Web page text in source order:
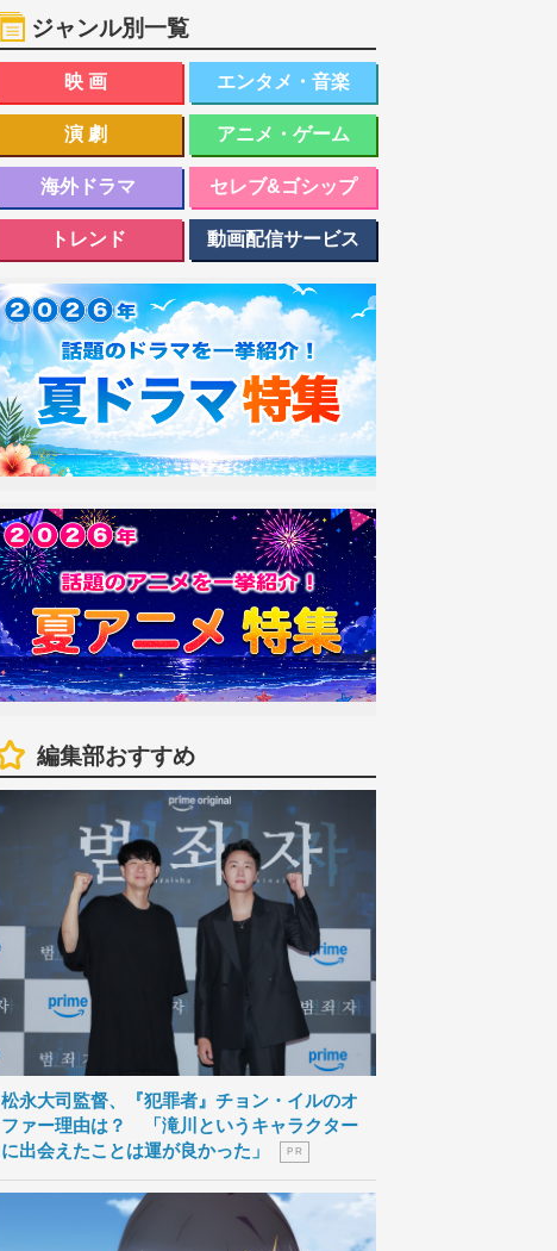
ジャンル別一覧
映画 エンタメ・音楽
演劇 アニメ・ゲーム
海外ドラマ セレブ&ゴシップ
トレンド 動画配信サービス
編集部おすすめ
松永大司監督、『犯罪者』チョン・イルのオ
ファー理由は？ 「滝川というキャラクター
に出会えたことは運が良かった」
P R